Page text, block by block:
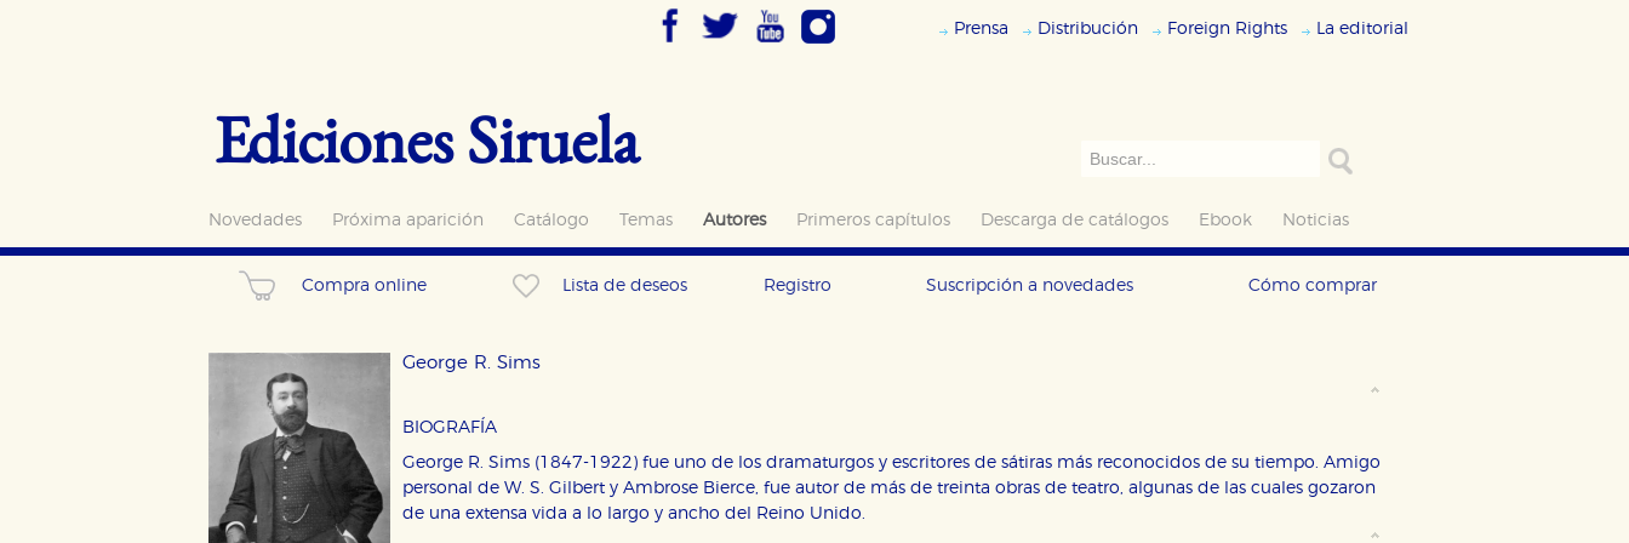
Prensa Distribución Foreign Rights La editorial
Ediciones Siruela
Novedades Próxima aparición Catálogo Temas Autores Primeros capítulos Descarga de catálogos Ebook Noticias
Compra online Lista de deseos Registro Suscripción a novedades Cómo comprar
George R. Sims
BIOGRAFÍA
George R. Sims (1847-1922) fue uno de los dramaturgos y escritores de sátiras más reconocidos de su tiempo. Amigo
personal de W. S. Gilbert y Ambrose Bierce, fue autor de más de treinta obras de teatro, algunas de las cuales gozaron
de una extensa vida a lo largo y ancho del Reino Unido.